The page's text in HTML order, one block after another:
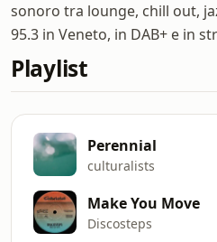
sonoro tra lounge, chill out,
95.3 in Veneto, in DAB+ e in
Playlist
Perennial
culturalists
Make You Move
Discosteps